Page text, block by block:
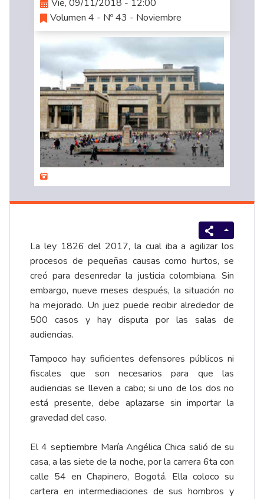
Vie, 09/11/2018 - 12:00
Volumen 4 - Nº 43 - Noviembre
La ley 1826 del 2017, la cual iba a agilizar los
procesos de pequeñas causas como hurtos, se
creó para desenredar la justicia colombiana. Sin
embargo, nueve meses después, la situación no
ha mejorado. Un juez puede recibir alrededor de
500 casos y hay disputa por las salas de
audiencias.
Tampoco hay suficientes defensores públicos ni
fiscales que son necesarios para que las
audiencias se lleven a cabo; si uno de los dos no
está presente, debe aplazarse sin importar la
gravedad del caso.
El 4 septiembre María Angélica Chica salió de su
casa, a las siete de la noche, por la carrera 6ta con
calle 54 en Chapinero, Bogotá. Ella coloco su
cartera en intermediaciones de sus hombros y